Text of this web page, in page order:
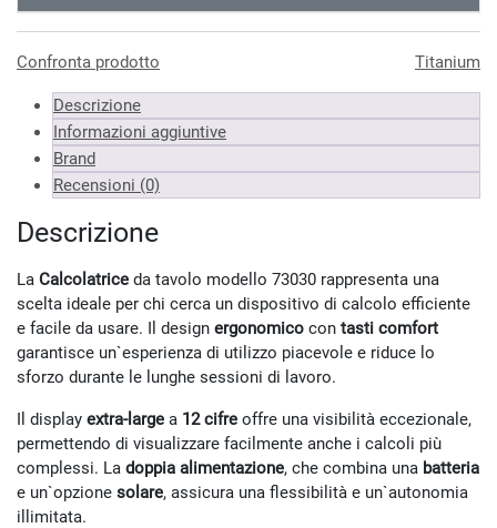
Almeno 6 unità
8.23 €
*Prezzi IVA inclusa
Confronta prodotto Titanium
Descrizione
Informazioni aggiuntive
Brand
Recensioni (0)
Descrizione
La Calcolatrice da tavolo modello 73030 rappresenta una
scelta ideale per chi cerca un dispositivo di calcolo efficiente
e facile da usare. Il design ergonomico con tasti comfort
garantisce un`esperienza di utilizzo piacevole e riduce lo
sforzo durante le lunghe sessioni di lavoro.
Il display extra-large a 12 cifre offre una visibilità eccezionale,
permettendo di visualizzare facilmente anche i calcoli più
complessi. La doppia alimentazione, che combina una batteria
e un`opzione solare, assicura una flessibilità e un`autonomia
illimitata.